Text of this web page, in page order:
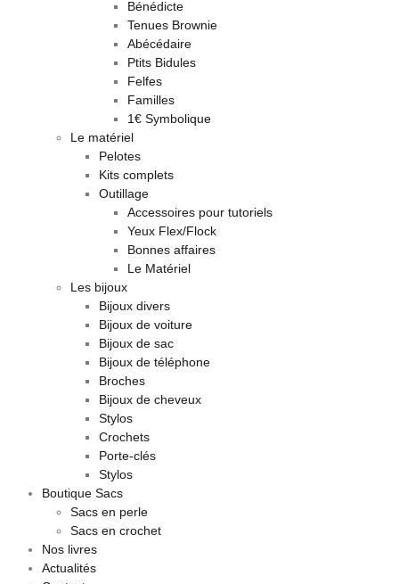
Bénédicte
Tenues Brownie
Abécédaire
Ptits Bidules
Felfes
Familles
1€ Symbolique
Le matériel
Pelotes
Kits complets
Outillage
Accessoires pour tutoriels
Yeux Flex/Flock
Bonnes affaires
Le Matériel
Les bijoux
Bijoux divers
Bijoux de voiture
Bijoux de sac
Bijoux de téléphone
Broches
Bijoux de cheveux
Stylos
Crochets
Porte-clés
Stylos
Boutique Sacs
Sacs en perle
Sacs en crochet
Nos livres
Actualités